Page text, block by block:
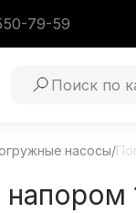
79-59
насосы/